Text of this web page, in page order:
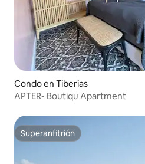
Condo en Tiberias
APTER- Boutiqu Apartment
Superanfitrión
Superanfitrión